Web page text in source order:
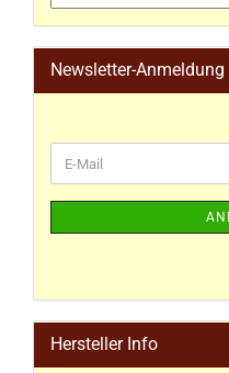
Newsletter-Anmeldung
Hersteller Info